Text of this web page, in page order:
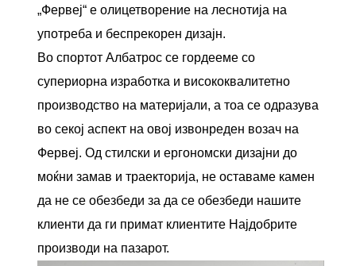
„Фервеј“ е олицетворение на леснотија на
употреба и беспрекорен дизајн.
Во спортот Албатрос се гордееме со
супериорна изработка и висококвалитетно
производство на материјали, а тоа се одразува
во секој аспект на овој извонреден возач на
Фервеј. Од стилски и ергономски дизајни до
моќни замав и траекторија, не оставаме камен
да не се обезбеди за да се обезбеди нашите
клиенти да ги примат клиентите Најдобрите
производи на пазарот.